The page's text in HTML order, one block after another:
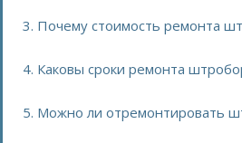
3. Почему стоимость ремонта
4. Каковы сроки ремонта
5. Можно ли отремонтировать